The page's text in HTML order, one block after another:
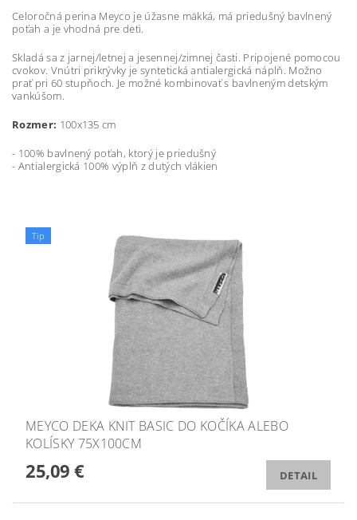
Celoročná perina Meyco je úžasne mäkká, má priedušný bavlnený
poťah a je vhodná pre deti.
Skladá sa z jarnej/letnej a jesennej/zimnej časti. Pripojené pomocou
cvokov. Vnútri prikrývky je syntetická antialergická náplň. Možno
prať pri 60 stupňoch. Je možné kombinovať s bavlneným detským
vankúšom.
Rozmer: 100x135 cm
- 100% bavlnený poťah, ktorý je priedušný
- Antialergická 100% výplň z dutých vlákien
Tip
MEYCO DEKA KNIT BASIC DO KOČÍKA ALEBO
KOLÍSKY 75X100CM
25,09 € DETAIL